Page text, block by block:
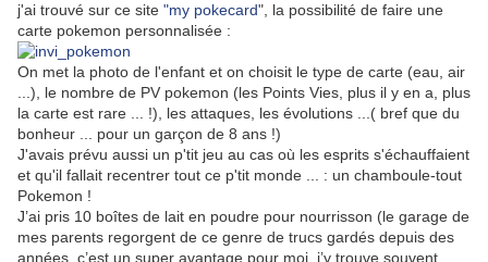
j'ai trouvé sur ce site "my pokecard", la possibilité de faire une
carte pokemon personnalisée :
On met la photo de l'enfant et on choisit le type de carte (eau, air
...), le nombre de PV pokemon (les Points Vies, plus il y en a, plus
la carte est rare ... !), les attaques, les évolutions ...( bref que du
bonheur ... pour un garçon de 8 ans !)
J'avais prévu aussi un p'tit jeu au cas où les esprits s'échauffaient
et qu'il fallait recentrer tout ce p'tit monde ... : un chamboule-tout
Pokemon !
J’ai pris 10 boîtes de lait en poudre pour nourrisson (le garage de
mes parents regorgent de ce genre de trucs gardés depuis des
années, c’est un super avantage pour moi, j’y trouve souvent